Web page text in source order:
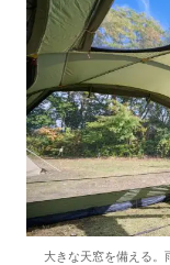
大きな天窓を備える。